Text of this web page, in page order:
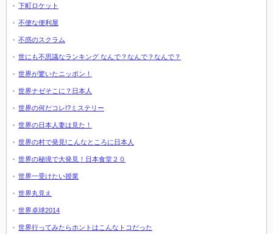
下町ロケット
不便な便利屋
不惑のスクラム
世にも不思議なランキング なんで？なんで？なんで？
世界が驚いたニッポン！
世界ナゼそこに？日本人
世界の何だコレ!?ミステリー
世界の日本人妻は見た！
世界の村で発見!こんなところに日本人
世界の秘境で大発見！日本食堂２０
世界一受けたい授業
世界丸見え
世界卓球2014
世界行ってみたらホントはこんなトコだった